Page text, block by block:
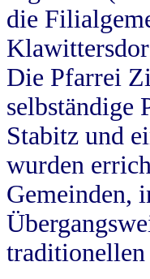
die
Die Pfarrei
Stabitz und
wurden
Gemeinden,